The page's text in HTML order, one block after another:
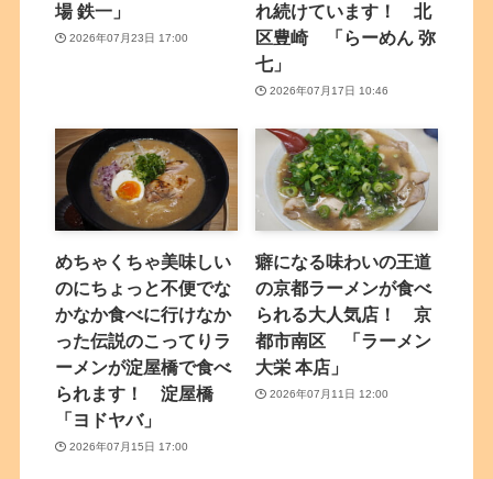
場 鉄一」
2026年07月23日 17:00
れ続けています！ 北
区豊崎 「らーめん 弥
七」
2026年07月17日 10:46
めちゃくちゃ美味しい
のにちょっと不便でな
かなか食べに行けなか
った伝説のこってりラ
ーメンが淀屋橋で食べ
られます！ 淀屋橋
「ヨドヤバ」
2026年07月15日 17:00
癖になる味わいの王道
の京都ラーメンが食べ
られる大人気店！ 京
都市南区 「ラーメン
大栄 本店」
2026年07月11日 12:00